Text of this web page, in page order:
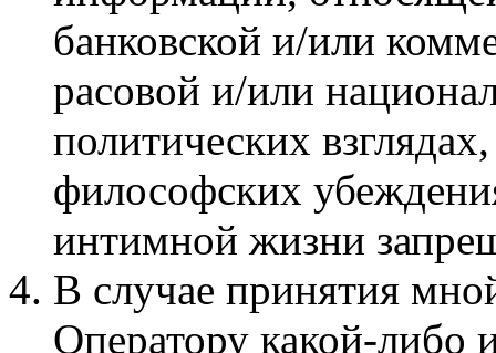
банковской и/или
расовой и/или
политических
философских
интимной жизни
В случае принятия
Оператору какой-либо